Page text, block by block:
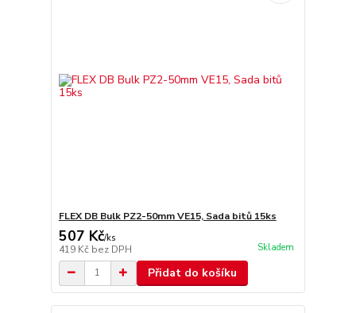
FLEX DB Bulk PZ2-50mm VE15, Sada bitů 15ks
507 Kč/ks
419 Kč bez DPH Skladem
Přidat do košíku